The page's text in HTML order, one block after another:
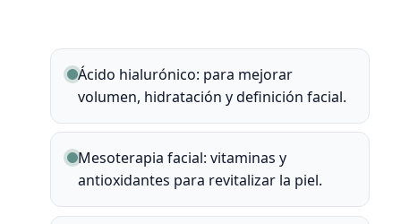
Ácido hialurónico: para mejorar
volumen, hidratación y definición facial.
Mesoterapia facial: vitaminas y
antioxidantes para revitalizar la piel.